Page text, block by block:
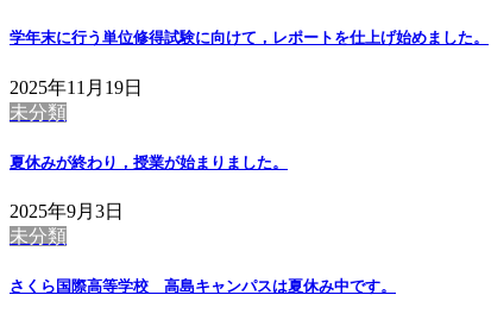
学年末に行う単位修得試験に向けて，レポートを仕上げ始めました。
2025年11月19日
未分類
夏休みが終わり，授業が始まりました。
2025年9月3日
未分類
さくら国際高等学校 高島キャンパスは夏休み中です。